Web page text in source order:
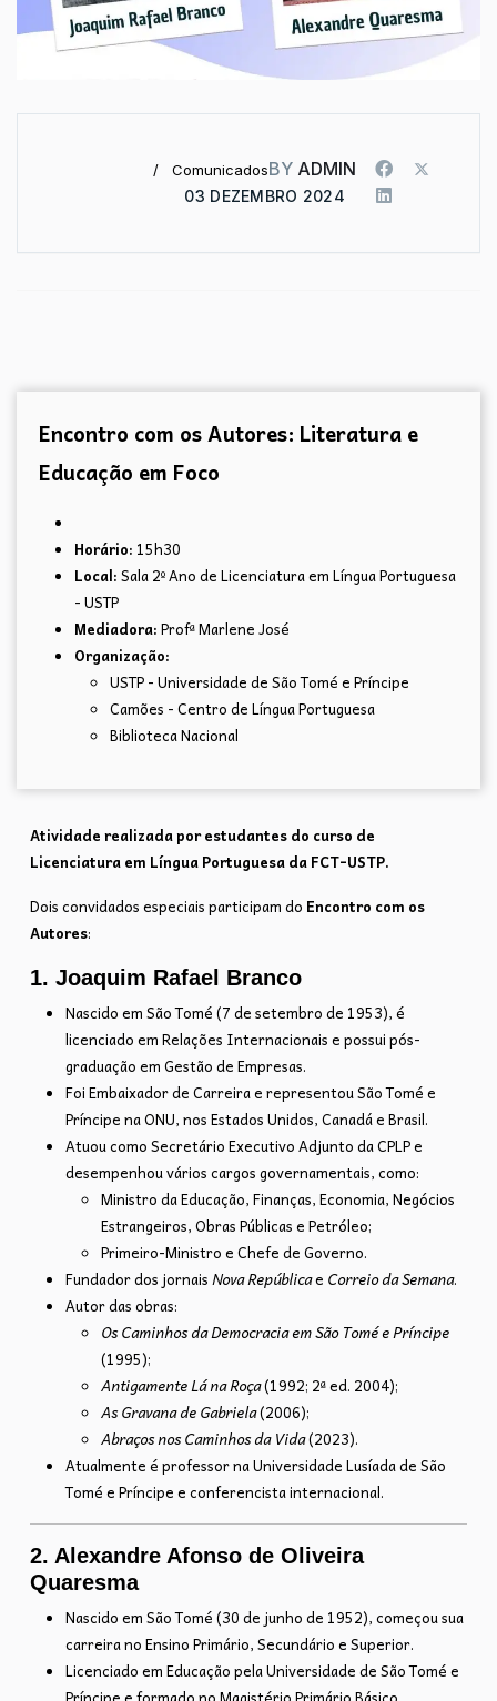
BY ADMIN
Comunicados
03 DEZEMBRO 2024
Encontro com os Autores: Literatura e
Educação em Foco
Horário: 15h30
Local:Sala 2º Ano de Licenciatura em Língua Portuguesa
- USTP
Mediadora:Profª Marlene José
Organização:
USTP - Universidade de São Tomé e Príncipe
Camões - Centro de Língua Portuguesa
Biblioteca Nacional
Atividade realizada por estudantes do curso de
Licenciatura em Língua Portuguesa da FCT-USTP.
Dois convidados especiais participam do Encontro com os
Autores:
1. Joaquim Rafael Branco
Nascido em São Tomé (7 de setembro de 1953), é
licenciado em Relações Internacionais e possui pós-
graduação em Gestão de Empresas.
Foi Embaixador de Carreira e representou São Tomé e
Príncipe na ONU, nos Estados Unidos, Canadá e Brasil.
Atuou como Secretário Executivo Adjunto da CPLP e
desempenhou vários cargos governamentais, como:
Ministro da Educação, Finanças, Economia, Negócios
Estrangeiros, Obras Públicas e Petróleo;
Primeiro-Ministro e Chefe de Governo.
Fundador dos jornaisNova Repúblicae Correio da Semana.
Autor das obras:
Os Caminhos da Democracia em São Tomé e Príncipe
(1995);
Antigamente Lá na Roça(1992; 2ª ed. 2004);
As Gravana de Gabriela(2006);
Abraços nos Caminhos da Vida(2023).
Atualmente é professor na Universidade Lusíada de São
Tomé e Príncipe e conferencista internacional.
2. Alexandre Afonso de Oliveira
Quaresma
Nascido em São Tomé (30 de junho de 1952), começou sua
carreira no Ensino Primário, Secundário e Superior.
Licenciado em Educação pela Universidade de São Tomé e